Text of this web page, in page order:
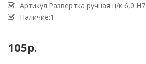
Артикул:Развертка ручная ц/к 6,0 Н7
Наличие:1
105р.